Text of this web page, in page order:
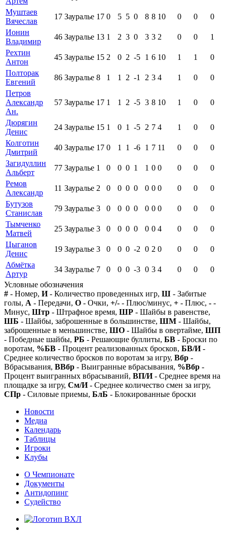
Муштаев
Вячеслав
17 Зауралье 17 0 5 5 0 8 8 10 0 0
0
Ионин
Владимир
46 Зауралье 13 1 2 3 0 3 3 2 0 0
1
Рехтин
Антон
45 Зауралье 15 2 0 2 -5 1 6 10 1 1
0
Полторак
Евгений
86 Зауралье 8 1 1 2 -1 2 3 4 1 0
0
Петров
Александр
Ан.
57 Зауралье 17 1 1 2 -5 3 8 10 1 0 0
Дюрягин
Денис
24 Зауралье 15 1 0 1 -5 2 7 4 1 0
0
Колготин
Дмитрий
40 Зауралье 17 0 1 1 -6 1 7 11 0 0
0
Загидуллин
Альберт
77 Зауралье 1 0 0 0 1 1 0 0 0 0
0
Ремов
Александр
11 Зауралье 2 0 0 0 0 0 0 0 0 0
0
Бутузов
Станислав
79 Зауралье 3 0 0 0 0 0 0 0 0 0
0
Тымченко
Матвей
25 Зауралье 3 0 0 0 0 0 0 4 0 0
0
Цыганов
Денис
19 Зауралье 3 0 0 0 -2 0 2 0 0 0
0
Абмётка
Артур
34 Зауралье 7 0 0 0 -3 0 3 4 0 0
0
Условные обозначения
# - Номер, И- Количество проведенных игр, Ш - Забитые
голы, А - Передачи, О - Очки, +/- - Плюс/минус, + - Плюс, - -
Минус, Штр - Штрафное время, ШР - Шайбы в равенстве,
ШБ - Шайбы, заброшенные в большинстве, ШМ - Шайбы,
заброшенные в меньшинстве, ШО - Шайбы в овертайме, ШП
- Победные шайбы, РБ - Решающие буллиты, БВ - Броски по
воротам, %БВ - Процент реализованных бросков, БВ/И-
Среднее количество бросков по воротам за игру, Вбр -
Вбрасывания, ВВбр - Выигранные вбрасывания, %Вбр -
Процент выигранных вбрасываний, ВП/И- Среднее время на
площадке за игру, См/И- Среднее количество смен за игру,
СПр - Силовые приемы, БлБ - Блокированные броски
Новости
Медиа
Календарь
Таблицы
Игроки
Клубы
О Чемпионате
Документы
Антидопинг
Судейство